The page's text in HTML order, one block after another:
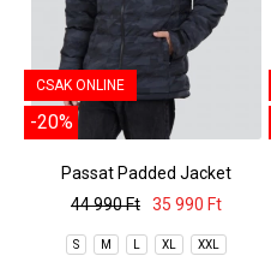
CSAK ONLINE
-20%
Passat Padded Jacket
44 990 Ft
35 990 Ft
S M L XL XXL